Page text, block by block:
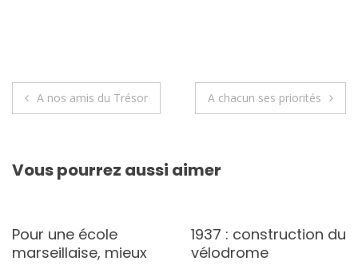
Navigation
l’article
A nos amis du Trésor A chacun ses priorités
Vous pourrez aussi aimer
Pour une école
marseillaise, mieux
1937 : construction du
vélodrome